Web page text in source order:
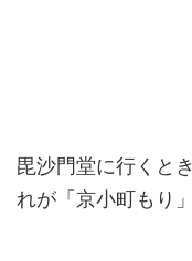
毘沙門堂に行くと
れが「京小町もり」